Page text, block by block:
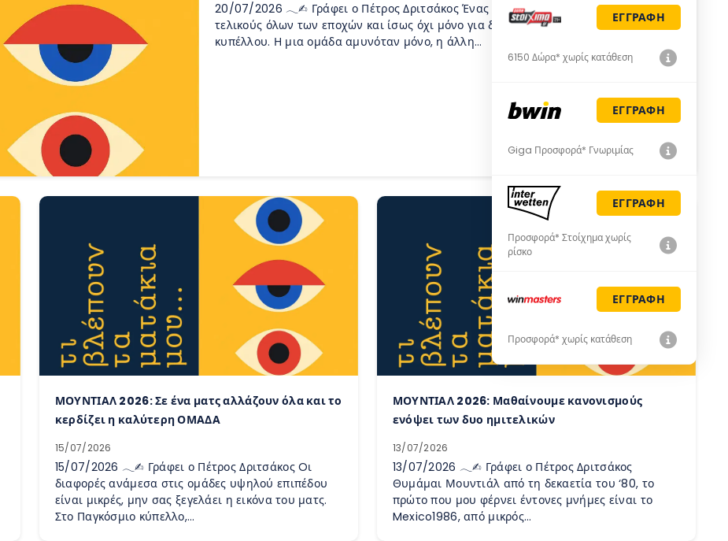
20/07/2026 𓂃✍︎ Γράφει ο Πέτρος Δριτσάκος Ένας από τους πιο μονότονους
τελικούς όλων των εποχών και ίσως όχι μόνο για διοργανώσεις παγκοσμίου
κυπέλλου. Η μια ομάδα αμυνόταν μόνο, η άλλη…
ΜΟΥΝΤΙΑΛ 2026: Σε ένα ματς αλλάζουν όλα και το
κερδίζει η καλύτερη ΟΜΑΔΑ
15/07/2026
15/07/2026 𓂃✍︎ Γράφει ο Πέτρος Δριτσάκος Oι
διαφορές ανάμεσα στις ομάδες υψηλού επιπέδου
είναι μικρές, μην σας ξεγελάει η εικόνα του ματς.
Στο Παγκόσμιο κύπελλο,…
ΜΟΥΝΤΙΑΛ 2026: Μαθαίνουμε κανονισμούς
ενόψει των δυο ημιτελικών
13/07/2026
13/07/2026 𓂃✍︎ Γράφει ο Πέτρος Δριτσάκος
Θυμάμαι Μουντιάλ από τη δεκαετία του ‘80, το
πρώτο που μου φέρνει έντονες μνήμες είναι το
Mexico1986, από μικρός…
ΕΓΓΡΑΦΗ
6150 Δώρα* χωρίς κατάθεση
ΕΓΓΡΑΦΗ
Giga Προσφορά* Γνωριμίας
ΕΓΓΡΑΦΗ
Προσφορά* Στοίχημα χωρίς
ρίσκο
ΕΓΓΡΑΦΗ
Προσφορά* χωρίς κατάθεση